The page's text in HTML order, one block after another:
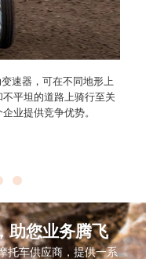
牵引力，例如泥土、泥
外的稳定性，使自行车
选择。对于旨在提供耐
助您业务腾飞
托车供应商，提供一系